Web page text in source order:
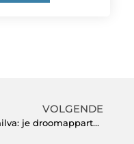
VOLGENDE
Manilva: je droomappartement wacht op je